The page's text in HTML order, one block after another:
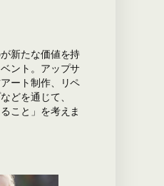
新たな価値を持
ント。アップサ
ート制作、リペ
どを通じて、
こと」を考えま